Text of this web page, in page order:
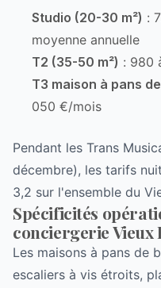
Studio (20-30 m²) :
moyenne annuelle
T2 (35-50 m²) : 980
T3 maison à pans
050 €/mois
Pendant les Trans
décembre), les tarifs
3,2 sur l'ensemble du
Spécificités
conciergerie Vieux
Les maisons à pans de
escaliers à vis étroits,